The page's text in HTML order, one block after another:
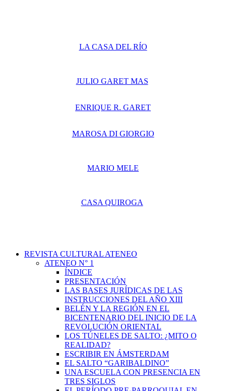
LA CASA DEL RÍO
JULIO GARET MAS
ENRIQUE R. GARET
MAROSA DI GIORGIO
MARIO MELE
CASA QUIROGA
REVISTA CULTURAL ATENEO
ATENEO N° 1
ÍNDICE
PRESENTACIÓN
LAS BASES JURÍDICAS DE LAS
INSTRUCCIONES DEL AÑO XIII
BELÉN Y LA REGIÓN EN EL
BICENTENARIO DEL INICIO DE LA
REVOLUCIÓN ORIENTAL
LOS TÚNELES DE SALTO: ¿MITO O
REALIDAD?
ESCRIBIR EN ÁMSTERDAM
EL SALTO “GARIBALDINO”
UNA ESCUELA CON PRESENCIA EN
TRES SIGLOS